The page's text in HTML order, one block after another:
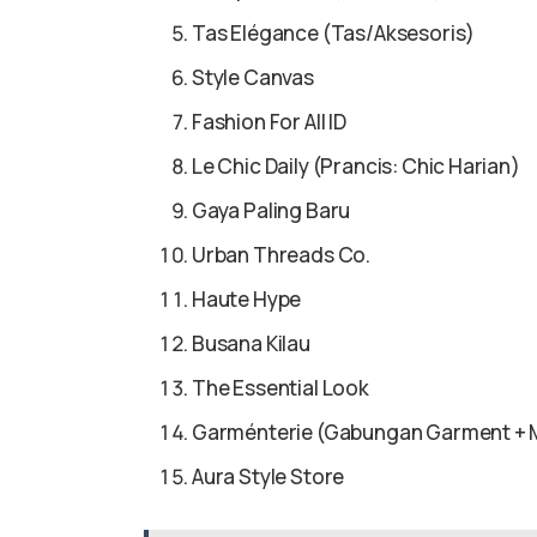
Tas Elégance (Tas/Aksesoris)
Style Canvas
Fashion For All ID
Le Chic Daily (Prancis: Chic Harian)
Gaya Paling Baru
Urban Threads Co.
Haute Hype
Busana Kilau
The Essential Look
Garménterie (Gabungan Garment +
Aura Style Store